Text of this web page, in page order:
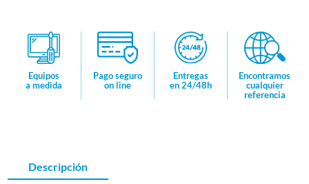
Equipos
a medida
Pago seguro
on line
Entregas
en 24/48h
Encontramos
cualquier
referencia
Descripción